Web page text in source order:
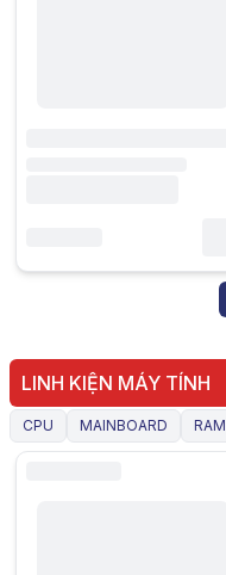
LINH KIỆN MÁY TÍNH
CPU MAINBOARD RAM